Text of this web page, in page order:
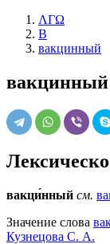
ΛΓΩ
В
вакцинный
вакцинный
вакци́нный см.
Значение слова
Кузнецова С. А.